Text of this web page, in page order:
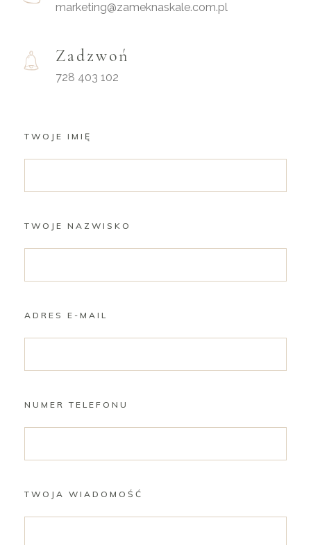
marketing@zameknaskale.com.pl
Zadzwoń
728 403 102
TWOJE IMIĘ
TWOJE NAZWISKO
ADRES E-MAIL
NUMER TELEFONU
TWOJA WIADOMOŚĆ